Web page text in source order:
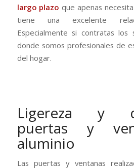
largo plazo que apenas
tiene una excelente
Especialmente si contratas los
donde somos profesionales de
del hogar.
Ligereza y
puertas y
aluminio
Las puertas y ventanas